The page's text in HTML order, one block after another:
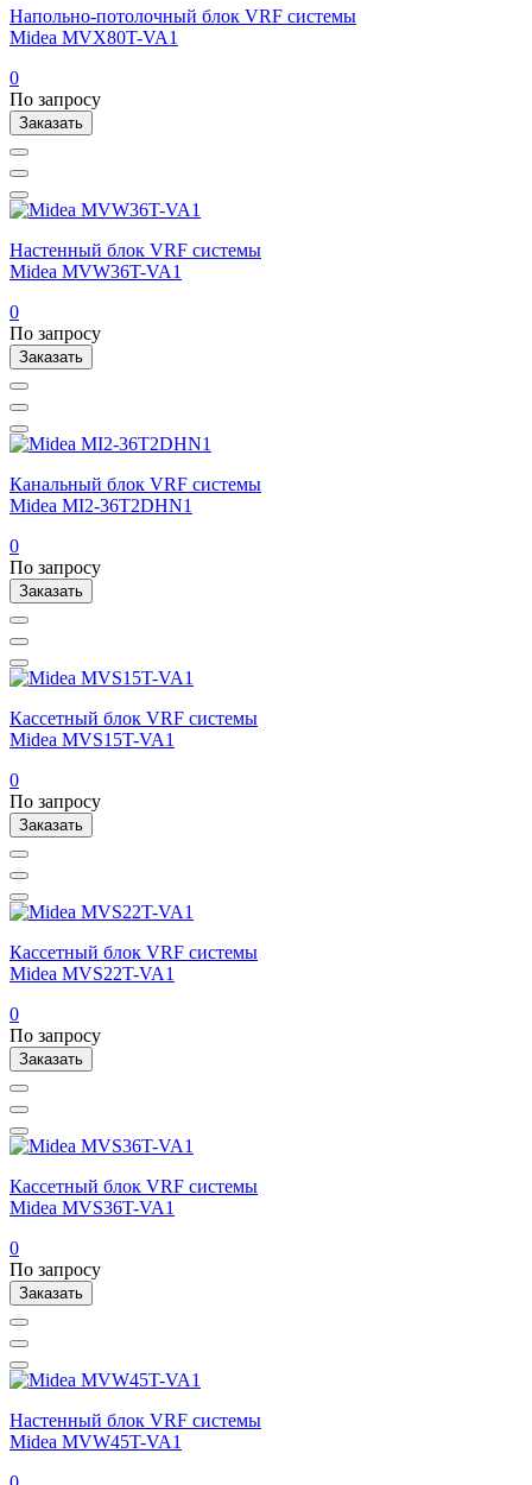
Напольно-потолочный блок VRF системы
Midea MVX80T-VA1
0
По запросу
Заказать
Настенный блок VRF системы
Midea MVW36T-VA1
0
По запросу
Заказать
Канальный блок VRF системы
Midea MI2-36T2DHN1
0
По запросу
Заказать
Кассетный блок VRF системы
Midea MVS15T-VA1
0
По запросу
Заказать
Кассетный блок VRF системы
Midea MVS22T-VA1
0
По запросу
Заказать
Кассетный блок VRF системы
Midea MVS36T-VA1
0
По запросу
Заказать
Настенный блок VRF системы
Midea MVW45T-VA1